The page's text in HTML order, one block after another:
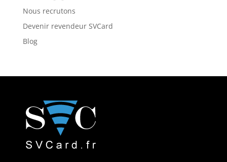
Nous recrutons
Devenir revendeur SVCard
Blog